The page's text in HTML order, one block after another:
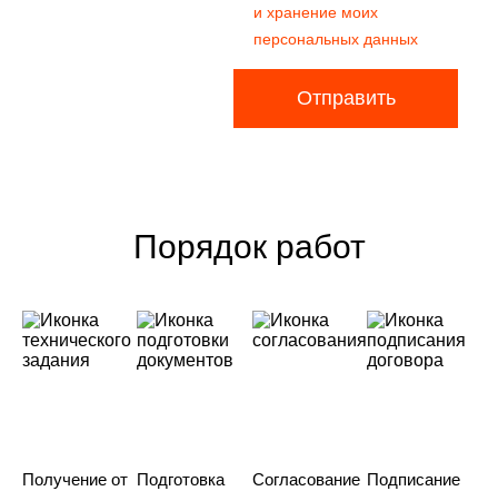
и хранение моих
персональных данных
Отправить
Порядок работ
Получение от Подготовка
Согласование Подписание